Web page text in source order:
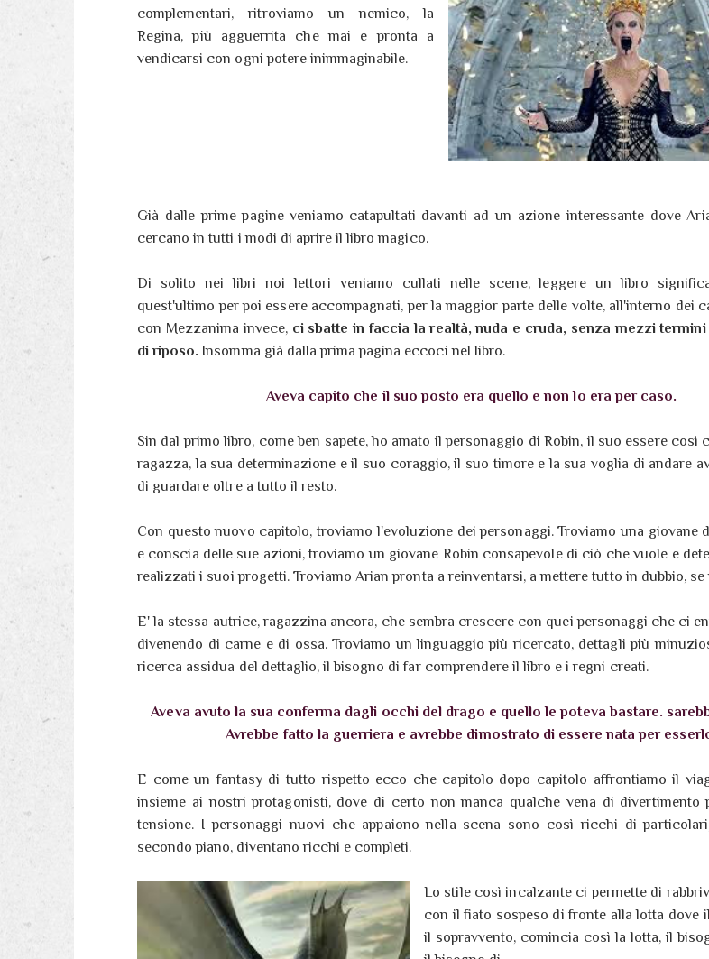
complementari, ritroviamo un nemico, la
Regina, più agguerrita che mai e pronta a
vendicarsi con ogni potere inimmaginabile.
Già dalle prime pagine veniamo catapultati davanti ad un azione interessante dove
cercano in tutti i modi di aprire il libro magico.
Di solito nei libri noi lettori veniamo cullati nelle scene, leggere un libro
quest'ultimo per poi essere accompagnati, per la maggior parte delle volte, all'interno dei
con Mezzanima invece, ci sbatte in faccia la realtà, nuda e cruda, senza mezzi
di riposo. Insomma già dalla prima pagina eccoci nel libro.
Aveva capito che il suo posto era quello e non lo era per caso.
Sin dal primo libro, come ben sapete, ho amato il personaggio di Robin, il suo essere così
ragazza, la sua determinazione e il suo coraggio, il suo timore e la sua voglia di andare
di guardare oltre a tutto il resto.
Con questo nuovo capitolo, troviamo l'evoluzione dei personaggi. Troviamo una giovane
e conscia delle sue azioni, troviamo un giovane Robin consapevole di ciò che vuole e
realizzati i suoi progetti. Troviamo Arian pronta a reinventarsi, a mettere tutto in dubbio, se
E' la stessa autrice, ragazzina ancora, che sembra crescere con quei personaggi che ci
divenendo di carne e di ossa. Troviamo un linguaggio più ricercato, dettagli più
ricerca assidua del dettaglio, il bisogno di far comprendere il libro e i regni creati.
Aveva avuto la sua conferma dagli occhi del drago e quello le poteva bastare.
Avrebbe fatto la guerriera e avrebbe dimostrato di essere nata per
E come un fantasy di tutto rispetto ecco che capitolo dopo capitolo affrontiamo il
insieme ai nostri protagonisti, dove di certo non manca qualche vena di divertimento
tensione. I personaggi nuovi che appaiono nella scena sono così ricchi di
secondo piano, diventano ricchi e completi.
Lo stile così incalzante ci permette di
con il fiato sospeso di fronte alla lotta dove
il sopravvento, comincia così la lotta, il